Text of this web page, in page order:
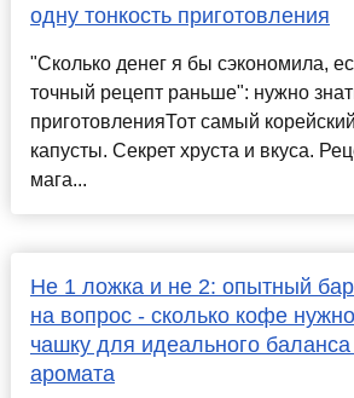
одну тонкость приготовления
"Сколько денег я бы сэкономила,
точный рецепт раньше": нужно
приготовленияТот самый
капусты. Секрет хруста и вкуса.
мага...
Не 1 ложка и не 2: опытный
на вопрос - сколько кофе
чашку для идеального баланса
аромата